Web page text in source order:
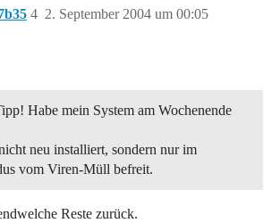
2. September 2004 um 00:05
4
Habe mein System am Wochenende
neu installiert, sondern nur im
vom Viren-Müll befreit.
Reste zurück.